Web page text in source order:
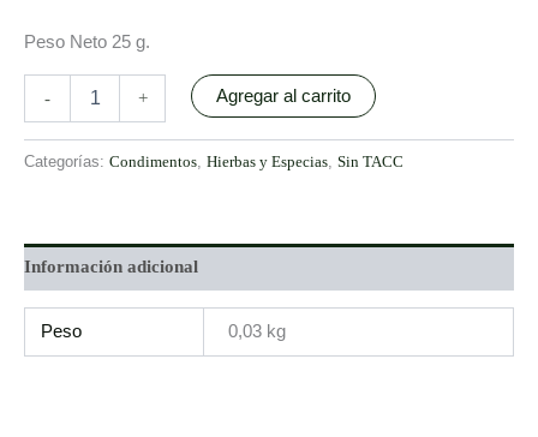
Peso Neto 25 g.
- + Agregar al carrito
Categorías: Condimentos Hierbas y Especias Sin TACC
Información adicional
Peso 0,03 kg